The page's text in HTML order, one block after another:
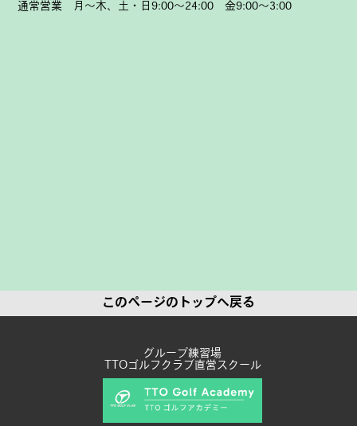
通常営業 月～木、土・日9:00～24:00 金9:00～3:00
このページのトップへ戻る
グループ練習場
TTOゴルフクラブ直営スクール